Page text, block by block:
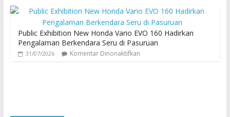
Public Exhibition New Honda Vario EVO 160 Hadirkan
Pengalaman Berkendara Seru di Pasuruan
31/07/2026 Komentar Dinonaktifkan